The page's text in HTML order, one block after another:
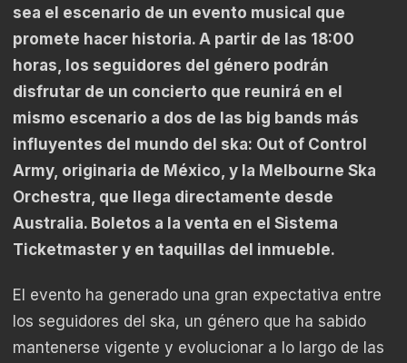
sea el escenario de un evento musical que
promete hacer historia. A partir de las 18:00
horas, los seguidores del género podrán
disfrutar de un concierto que reunirá en el
mismo escenario a dos de las big bands más
influyentes del mundo del ska: Out of Control
Army, originaria de México, y la Melbourne Ska
Orchestra, que llega directamente desde
Australia. Boletos a la venta en el Sistema
Ticketmaster y en taquillas del inmueble.
El evento ha generado una gran expectativa entre
los seguidores del ska, un género que ha sabido
mantenerse vigente y evolucionar a lo largo de las